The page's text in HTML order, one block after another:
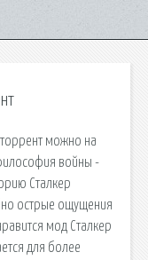
можно на
войны -
Сталкер
острые ощущения
мод Сталкер
для более